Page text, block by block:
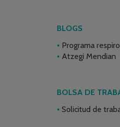
BLOGS
Programa respiro
Atzegi Mendian
BOLSA DE
Solicitud de